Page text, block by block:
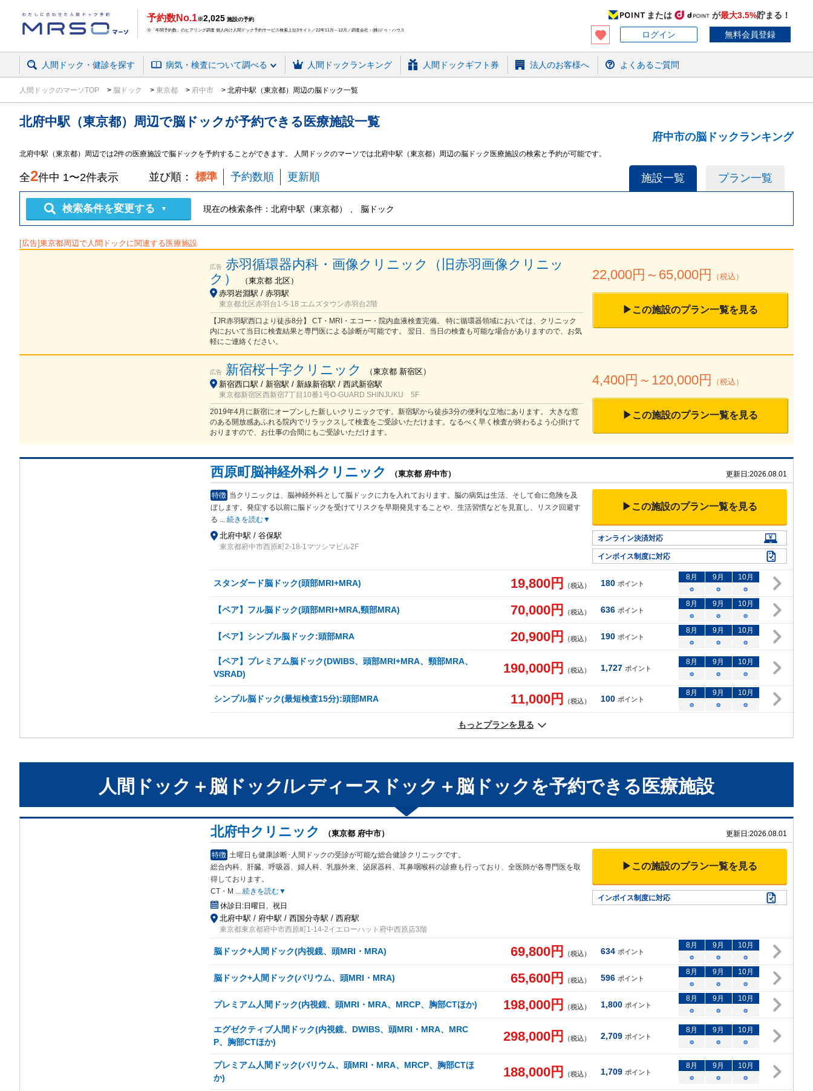
予約数No.1※2,025 施設の予約
※「年間予約数」のヒアリング調査 個人向け人間ドック予約サービス検索上位3サイト／22年11月～12月／調査会社：(株)ドゥ・ハウス
または が最大3.5%貯まる！
ログイン
無料会員登録
人間ドック・健診を探す 病気・検査について調べる 人間ドックランキング 人間ドックギフト券 法人のお客様へ よくあるご質問
人間ドックのマーソTOP 脳ドック 東京都 府中市 北府中駅（東京都）周辺の脳ドック一覧
北府中駅（東京都）周辺で脳ドックが予約できる 医療施設一覧
府中市の脳ドックランキング
北府中駅（東京都）周辺では2件の医療施設で脳ドックを予約することができます。 人間ドックのマーソでは北府中駅（東京都）周辺の脳ドック医療施設の検索と予約が可能です。
施設一覧 プラン一覧
全2件中 1〜2件表示 並び順： 標準 予約数順 更新順
検索条件を変更する ▼ 現在の検索条件： 北府中駅（東京都） 、 脳ドック
[広告]東京都周辺で人間ドックに関連する医療施設
広告 赤羽循環器内科・画像クリニック（旧赤羽画像クリニッ
ク）
（東京都 北区）
赤羽岩淵駅 / 赤羽駅
東京都北区赤羽台1-5-18 エムズタウン赤羽台2階
【JR赤羽駅西口より徒歩8分】 CT・MRI・エコー・院内血液検査完備。 特に循環器領域においては、クリニック
内において当日に検査結果と専門医による診断が可能です。 翌日、当日の検査も可能な場合がありますので、お気
軽にご連絡ください。
22,000円～ 65,000円 （税込）
▶この施設のプラン一覧を見る
広告 新宿桜十字クリニック （東京都 新宿区）
新宿西口駅 / 新宿駅 / 新線新宿駅 / 西武新宿駅
東京都新宿区西新宿7丁目10番1号O-GUARD SHINJUKU 5F
2019年4月に新宿にオープンした新しいクリニックです。新宿駅から徒歩3分の便利な立地にあります。 大きな窓
のある開放感あふれる院内でリラックスして検査をご受診いただけます。なるべく早く検査が終わるよう心掛けて
おりますので、お仕事の合間にもご受診いただけます。
4,400円～ 120,000円 （税込）
▶この施設のプラン一覧を見る
西原町脳神経外科クリニック （東京都 府中市） 更新日:2026.08.01
特徴 当クリニックは、脳神経外科として脳ドックに力を入れております。脳の病気は生活、そして命に危険を及
ぼし ます。発症する以前に脳ドックを受けてリスクを早期発見することや、生活習慣などを見直し、リスク回避す
る ... 続きを読む▼
北府中駅 / 谷保駅
東京都府中市西原町2-18-1マツシマビル2F
▶この施設のプラン一覧を見る
オンライン決済対応
インボイス制度に対応
スタンダード脳ドック(頭部MRI+MRA) 19,800円 （税込） 180 ポイント
8月 9月 10月
○
○ ○
【ペア】フル脳ドック(頭部MRI+MRA,頸部MRA) 70,000円 （税込） 636 ポイント
8月 9月 10月
○
○ ○
【ペア】シンプル脳ドック:頭部MRA 20,900円 （税込） 190 ポイント
8月 9月 10月
○
○ ○
【ペア】プレミアム脳ドック(DWIBS、頭部MRI+MRA、頸部MRA、
VSRAD)
190,000円 （税込） 1,727 ポイント
8月 9月 10月
○
○ ○
シンプル脳ドック(最短検査15分):頭部MRA 11,000円 （税込） 100 ポイント
8月 9月 10月
○
○ ○
もっとプランを見る
人間ドック＋脳ドック/レディースドック＋脳ドック を予約できる 医療施設
北府中クリニック （東京都 府中市） 更新日:2026.08.01
特徴 土曜日も健康診断･人間ドックの受診が可能な総合健診クリニックです。
総合内科、肝臓、呼吸器、婦人科、乳腺外来、泌尿器科、耳鼻咽喉科の診療も行っており、全医師が各専門医を取
得しております。
CT・M ... 続きを読む▼
休診日:日曜日、祝日
北府中駅 / 府中駅 / 西国分寺駅 / 西府駅
東京都東京都府中市西原町1-14-2イエローハット府中西原店3階
▶この施設のプラン一覧を見る
インボイス制度に対応
脳ドック+人間ドック(内視鏡、頭MRI・MRA) 69,800円 （税込） 634 ポイント
8月 9月 10月
○
○ ○
脳ドック+人間ドック(バリウム、頭MRI・MRA) 65,600円 （税込） 596 ポイント
8月 9月 10月
○
○ ○
プレミアム人間ドック(内視鏡、頭MRI・MRA、MRCP、胸部CTほか) 198,000円 （税込） 1,800 ポイント
8月 9月 10月
○
○ ○
エグゼクティブ人間ドック(内視鏡、DWIBS、頭MRI・MRA、MRC
P、胸部CTほか)
298,000円 （税込） 2,709 ポイント
8月 9月 10月
○
○ ○
プレミアム人間ドック(バリウム、頭MRI・MRA、MRCP、胸部CTほ
か)
188,000円 （税込） 1,709 ポイント
8月 9月 10月
○
○ ○